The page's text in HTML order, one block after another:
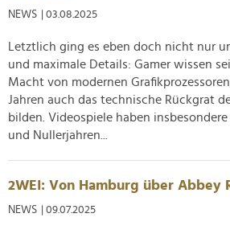
NEWS | 03.08.2025
Letztlich ging es eben doch nicht nur
und maximale Details: Gamer wissen
Macht von modernen
Jahren auch das technische Rückgrat
bilden. Videospiele haben
und Nullerjahren...
2WEI: Von Hamburg über Abbey
NEWS | 09.07.2025